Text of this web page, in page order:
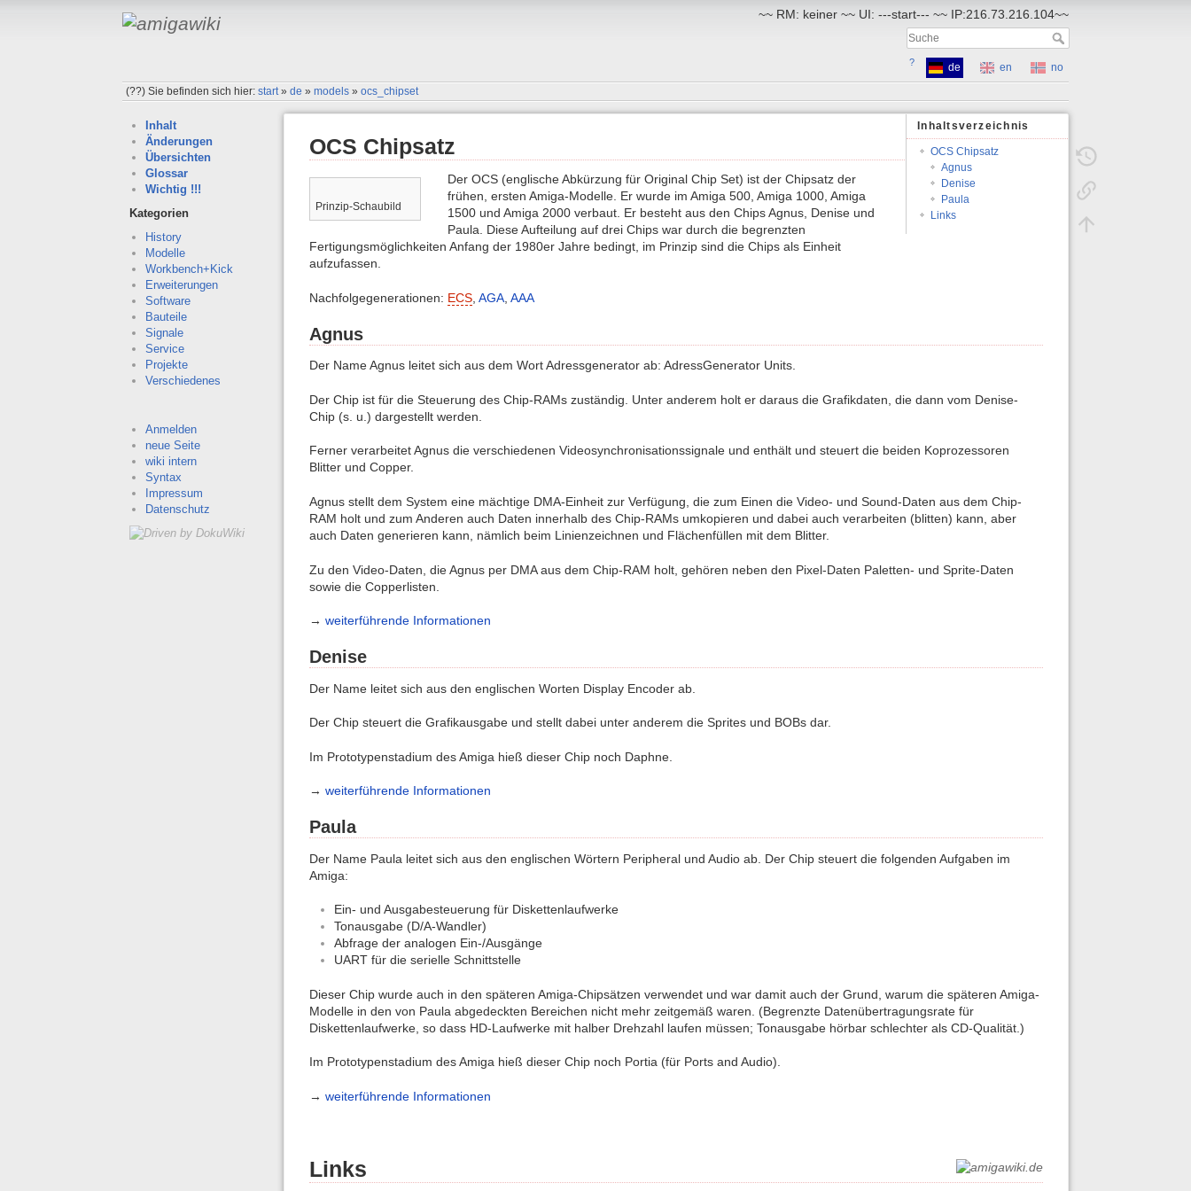
~~ RM: keiner ~~ UI: ---start--- ~~ IP:216.73.216.104~~
? de en
no
(??)Sie befinden sich hier:start»de »models »ocs_chipset
Inhalt
Änderungen
Übersichten
Glossar
Wichtig !!!
Kategorien
History
Modelle
Workbench+Kick
Erweiterungen
Software
Bauteile
Signale
Service
Projekte
Verschiedenes
Anmelden
neue Seite
wiki intern
Syntax
Impressum
Datenschutz
Inhaltsverzeichnis
OCS Chipsatz
Agnus
Denise
Paula
Links
OCS Chipsatz
Prinzip-Schaubild
Der OCS (englische Abkürzung für Original Chip Set) ist der Chipsatz der
frühen, ersten Amiga-Modelle. Er wurde im Amiga 500, Amiga 1000, Amiga
1500 und Amiga 2000 verbaut. Er besteht aus den Chips Agnus, Denise und
Paula. Diese Aufteilung auf drei Chips war durch die begrenzten
Fertigungsmöglichkeiten Anfang der 1980er Jahre bedingt, im Prinzip sind die Chips als Einheit
aufzufassen.
Nachfolgegenerationen: ECS AGA AAA
Agnus
Der Name Agnus leitet sich aus dem Wort Adressgenerator ab: AdressGenerator Units.
Der Chip ist für die Steuerung des Chip-RAMs zuständig. Unter anderem holt er daraus die Grafikdaten, die dann vom Denise-
Chip (s. u.) dargestellt werden.
Ferner verarbeitet Agnus die verschiedenen Videosynchronisationssignale und enthält und steuert die beiden Koprozessoren
Blitter und Copper.
Agnus stellt dem System eine mächtige DMA-Einheit zur Verfügung, die zum Einen die Video- und Sound-Daten aus dem Chip-
RAM holt und zum Anderen auch Daten innerhalb des Chip-RAMs umkopieren und dabei auch verarbeiten (blitten) kann, aber
auch Daten generieren kann, nämlich beim Linienzeichnen und Flächenfüllen mit dem Blitter.
Zu den Video-Daten, die Agnus per DMA aus dem Chip-RAM holt, gehören neben den Pixel-Daten Paletten- und Sprite-Daten
sowie die Copperlisten.
→ weiterführende Informationen
Denise
Der Name leitet sich aus den englischen Worten Display Encoder ab.
Der Chip steuert die Grafikausgabe und stellt dabei unter anderem die Sprites und BOBs dar.
Im Prototypenstadium des Amiga hieß dieser Chip noch Daphne.
→ weiterführende Informationen
Paula
Der Name Paula leitet sich aus den englischen Wörtern Peripheral und Audio ab. Der Chip steuert die folgenden Aufgaben im
Amiga:
Ein- und Ausgabesteuerung für Diskettenlaufwerke
Tonausgabe (D/A-Wandler)
Abfrage der analogen Ein-/Ausgänge
UART für die serielle Schnittstelle
Dieser Chip wurde auch in den späteren Amiga-Chipsätzen verwendet und war damit auch der Grund, warum die späteren Amiga-
Modelle in den von Paula abgedeckten Bereichen nicht mehr zeitgemäß waren. (Begrenzte Datenübertragungsrate für
Diskettenlaufwerke, so dass HD-Laufwerke mit halber Drehzahl laufen müssen; Tonausgabe hörbar schlechter als CD-Qualität.)
Im Prototypenstadium des Amiga hieß dieser Chip noch Portia (für Ports and Audio).
→ weiterführende Informationen
Links